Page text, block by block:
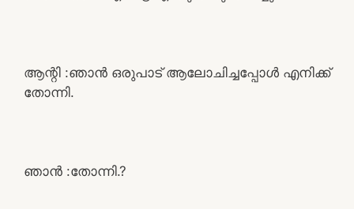
ആന്റി :ഞാൻ ഒരുപാട് ആലോചിച്ചപ്പോൾ എനിക്ക്
തോന്നി.
ഞാൻ :തോന്നി.?